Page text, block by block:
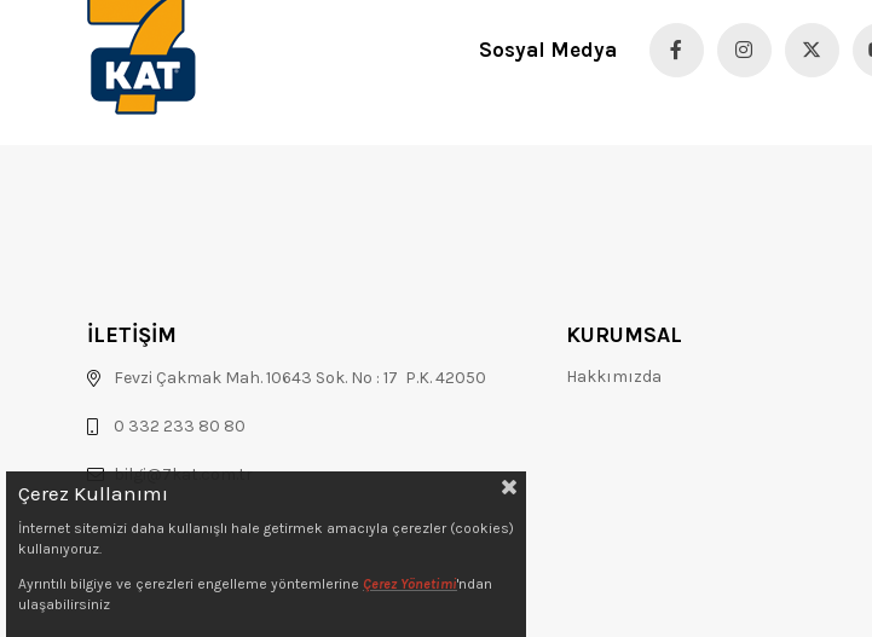
Sosyal Medya
İLETİŞİM
Fevzi Çakmak Mah. 10643 Sok. No : 17 P.K. 42050
0 332 233 80 80
bilgi@7kat.com.tr
KURUMSAL
Hakkımızda
Çerez Kullanımı
İnternet sitemizi daha kullanışlı hale getirmek amacıyla çerezler (cookies)
kullanıyoruz.
Ayrıntılı bilgiye ve çerezleri engelleme yöntemlerine Çerez Yönetimi'ndan
ulaşabilirsiniz